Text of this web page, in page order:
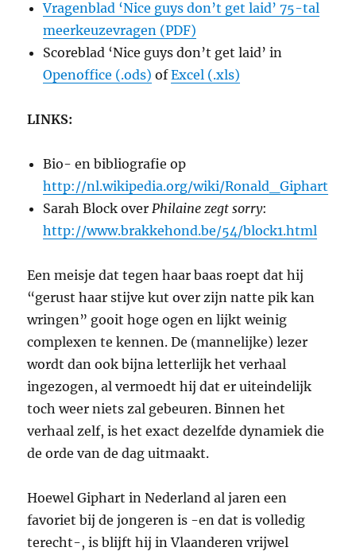
Vragenblad ‘Nice guys don’t get laid’ 75-tal
meerkeuzevragen (PDF)
Scoreblad ‘Nice guys don’t get laid’ in
Openoffice (.ods) ofExcel (.xls)
LINKS:
Bio- en bibliografie op
http://nl.wikipedia.org/wiki/Ronald_Giphart
Sarah Block overPhilaine zegt sorry:
http://www.brakkehond.be/54/block1.html
Een meisje dat tegen haar baas roept dat hij
“gerust haar stijve kut over zijn natte pik kan
wringen” gooit hoge ogen en lijkt weinig
complexen te kennen. De (mannelijke) lezer
wordt dan ook bijna letterlijk het verhaal
ingezogen, al vermoedt hij dat er uiteindelijk
toch weer niets zal gebeuren. Binnen het
verhaal zelf, is het exact dezelfde dynamiek die
de orde van de dag uitmaakt.
Hoewel Giphart in Nederland al jaren een
favoriet bij de jongeren is -en dat is volledig
terecht-, is blijft hij in Vlaanderen vrijwel